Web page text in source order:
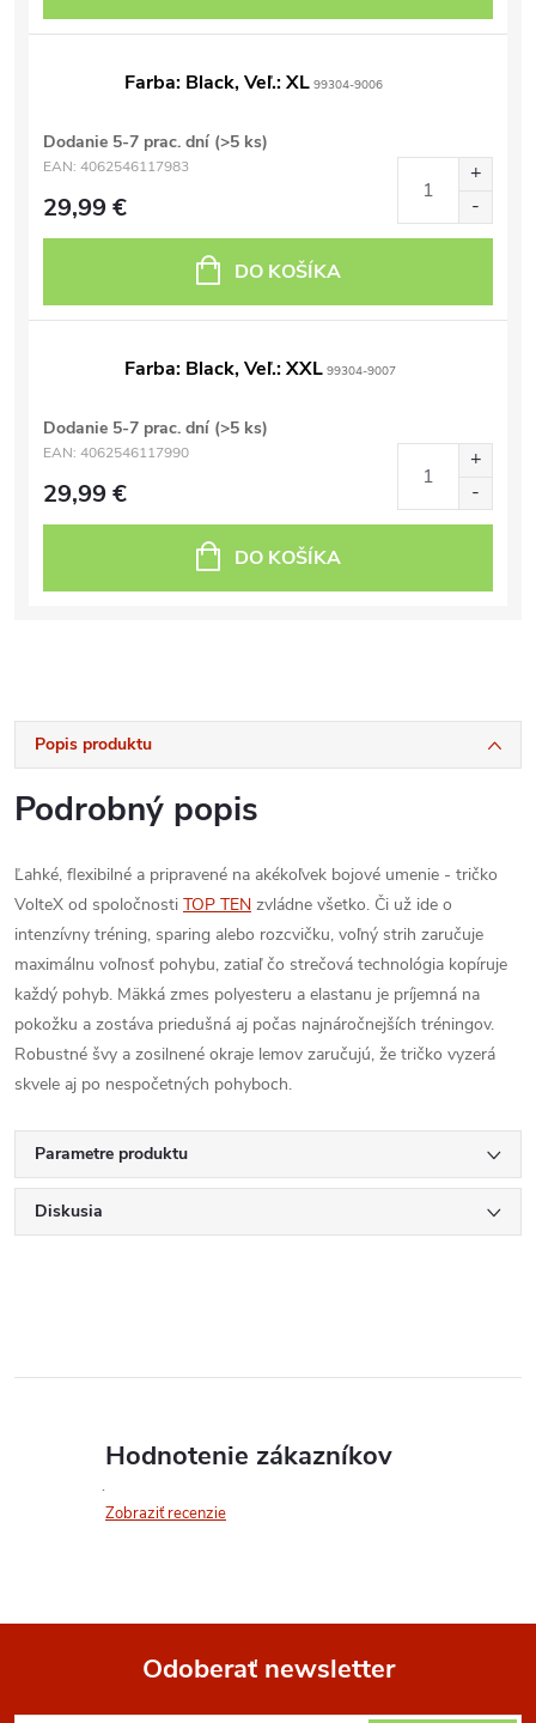
Farba: Black, Veľ.: XL 99304-9006
Dodanie 5-7 prac. dní (>5 ks)
EAN: 4062546117983
29,99 €
DO KOŠÍKA
Farba: Black, Veľ.: XXL 99304-9007
Dodanie 5-7 prac. dní (>5 ks)
EAN: 4062546117990
29,99 €
DO KOŠÍKA
Popis produktu
Podrobný popis
Ľahké, flexibilné a pripravené na akékoľvek bojové umenie - tričko
VolteX od spoločnosti TOP TEN zvládne všetko. Či už ide o
intenzívny tréning, sparing alebo rozcvičku, voľný strih zaručuje
maximálnu voľnosť pohybu, zatiaľ čo strečová technológia kopíruje
každý pohyb. Mäkká zmes polyesteru a elastanu je príjemná na
pokožku a zostáva priedušná aj počas najnáročnejších tréningov.
Robustné švy a zosilnené okraje lemov zaručujú, že tričko vyzerá
skvele aj po nespočetných pohyboch.
Parametre produktu
Diskusia
Hodnotenie zákazníkov
Zobraziť recenzie
Odoberať newsletter